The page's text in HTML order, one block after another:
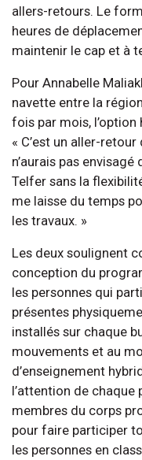
allers-retours. Le
heures de
maintenir le cap et à
Pour Annabelle
navette entre la
fois par mois,
« C’est un aller-
n’aurais pas
Telfer sans la
me laisse du temps
les travaux. »
Les deux soulignent
conception du
les personnes qui
présentes
installés sur chaque
mouvements et au
d’enseignement
l’attention de
membres du corps
pour faire participer
les personnes en